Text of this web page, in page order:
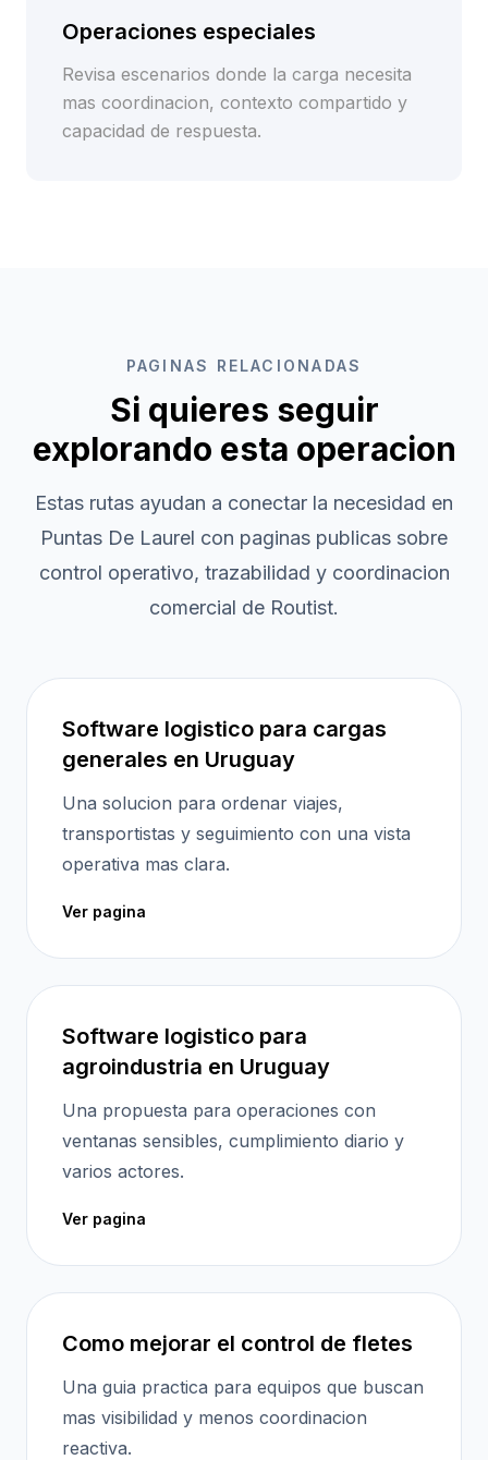
Operaciones especiales
Revisa escenarios donde la carga necesita
mas coordinacion, contexto compartido y
capacidad de respuesta.
PAGINAS RELACIONADAS
Si quieres seguir
explorando esta operacion
Estas rutas ayudan a conectar la necesidad en
Puntas De Laurel con paginas publicas sobre
control operativo, trazabilidad y coordinacion
comercial de Routist.
Software logistico para cargas
generales en Uruguay
Una solucion para ordenar viajes,
transportistas y seguimiento con una vista
operativa mas clara.
Ver pagina
Software logistico para
agroindustria en Uruguay
Una propuesta para operaciones con
ventanas sensibles, cumplimiento diario y
varios actores.
Ver pagina
Como mejorar el control de fletes
Una guia practica para equipos que buscan
mas visibilidad y menos coordinacion
reactiva.